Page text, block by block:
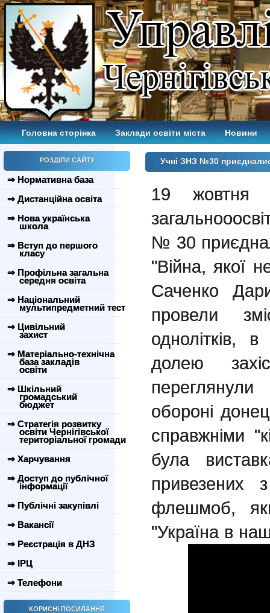
Головна сторінка Заклади освіти міста Новини
РОЗДІЛИ САЙТУ
⇒ Нормативна база
⇒ Дистанційна освіта
⇒ Нова українська
школа
⇒ Вступ до першого
класу
⇒ Профільна загальна
середня освіта
⇒ Національний
мультипредметний тест
⇒ Цивільний
захист
⇒ Матеріально-технічна
база закладів
освіти
⇒ Шкільний
громадський
бюджет
⇒ Стратегія розвитку
освіти Чернігівської
територіальної громади
⇒ Харчування
⇒ Доступ до публічної
інформації
⇒ Публічні закупівлі
⇒ Вакансії
⇒ Реєстрація в ДНЗ
⇒ ІРЦ
⇒ Телефони
КОРИСНІ ПОСИЛАННЯ
Учні ЗНЗ №30
19
№ 30
"Війна, якої
Саченко
провели
однолітків,
долею
обороні
справжніми
була
привезених
флешмоб,
"Україна в